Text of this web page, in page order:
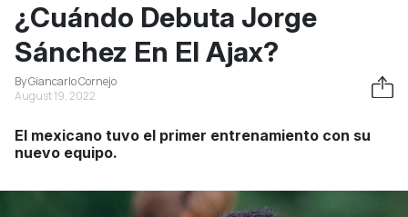
¿Cuándo Debuta Jorge
Sánchez En El Ajax?
By Giancarlo Cornejo
August 19, 2022
El mexicano tuvo el primer entrenamiento con su
nuevo equipo.